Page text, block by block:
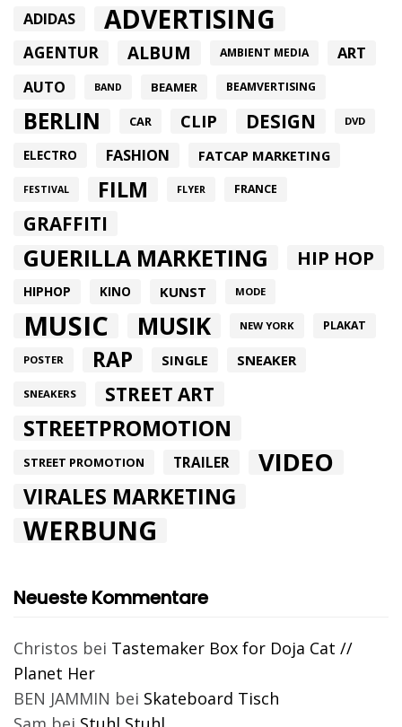
ADIDAS ADVERTISING
AGENTUR ALBUM AMBIENT MEDIA ART
AUTO BAND BEAMER BEAMVERTISING
BERLIN CAR CLIP DESIGN DVD
ELECTRO FASHION FATCAP MARKETING
FESTIVAL FILM FLYER FRANCE
GRAFFITI
GUERILLA MARKETING HIP HOP
HIPHOP KINO KUNST MODE
MUSIC MUSIK NEW YORK PLAKAT
POSTER RAP SINGLE SNEAKER
SNEAKERS STREET ART
STREETPROMOTION
STREET PROMOTION TRAILER VIDEO
VIRALES MARKETING
WERBUNG
Neueste Kommentare
Christos bei Tastemaker Box for Doja Cat //
Planet Her
BEN JAMMIN bei Skateboard Tisch